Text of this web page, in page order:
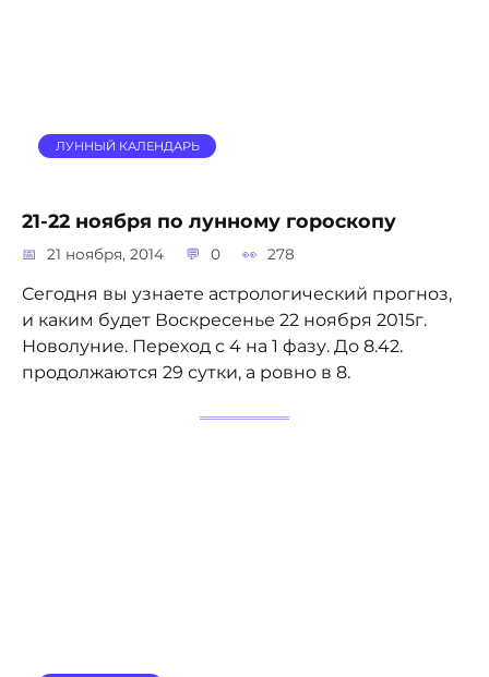
ЛУННЫЙ КАЛЕНДАРЬ
21-22 ноября по лунному гороскопу
21 ноября, 2014 0 278
Сегодня вы узнаете астрологический прогноз,
и каким будет Воскресенье 22 ноября 2015г.
Новолуние. Переход с 4 на 1 фазу. До 8.42.
продолжаются 29 сутки, а ровно в 8.